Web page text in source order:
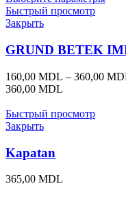
Быстрый просмотр
Закрыть
GRUND BETEK
160,00 MDL – 360,00
360,00 MDL
Быстрый просмотр
Закрыть
Kapatan
365,00 MDL